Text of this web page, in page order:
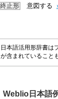
終止形 意図する
日本語活用形辞書は
が含まれていること
Weblio日本語